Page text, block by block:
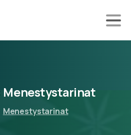
Menestystarinat
Menestystarinat